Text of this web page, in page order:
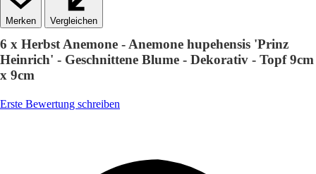
Vergleichen
6 x Herbst Anemone - Anemone hupehensis 'Prinz
Heinrich' - Geschnittene Blume - Dekorativ - Topf 9cm
x 9cm
Erste Bewertung schreiben